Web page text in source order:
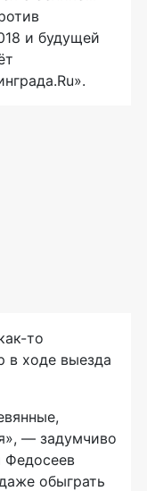
и будущей
то
в ходе выезда
— задумчиво
обыграть